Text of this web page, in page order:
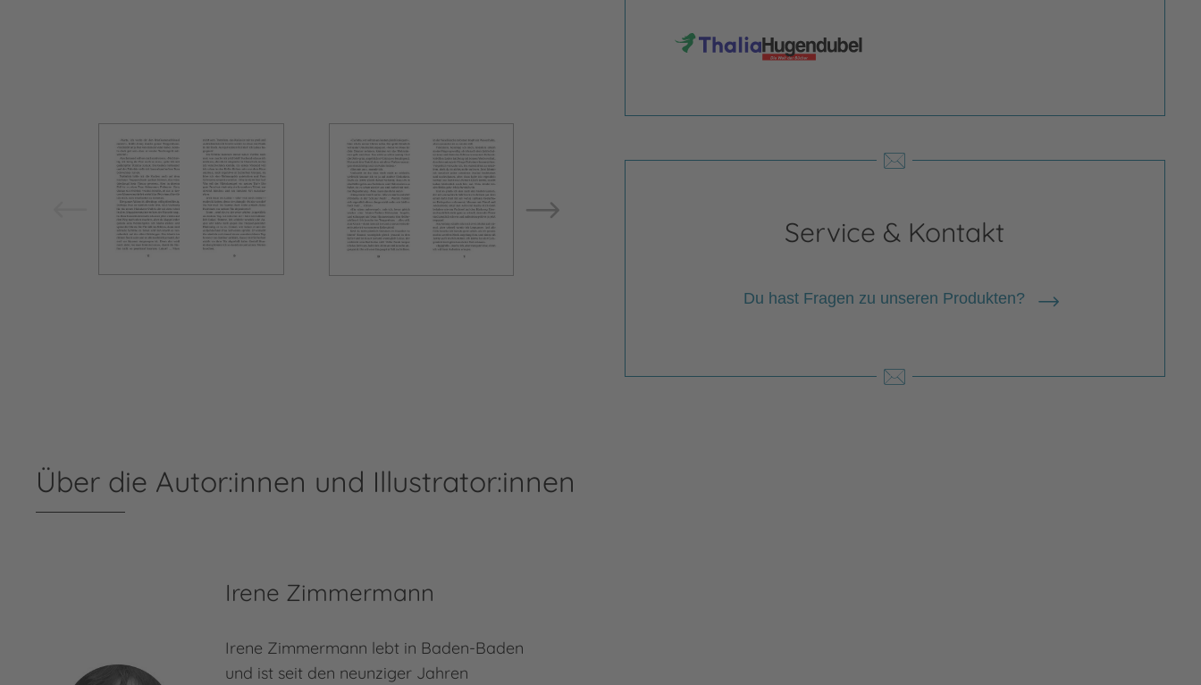
Bild vergrößern
Service & Kontakt
Du hast Fragen zu unseren Produkten?
Über die Autor:innen und Illustrator:innen
Irene Zimmermann
Irene Zimmermann lebt in Baden-Baden
und ist seit den neunziger Jahren